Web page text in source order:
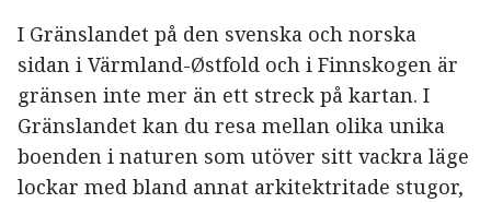
I Gränslandet på den svenska och norska
sidan i Värmland-Østfold och i Finnskogen är
gränsen inte mer än ett streck på kartan. I
Gränslandet kan du resa mellan olika unika
boenden i naturen som utöver sitt vackra läge
lockar med bland annat arkitektritade stugor,